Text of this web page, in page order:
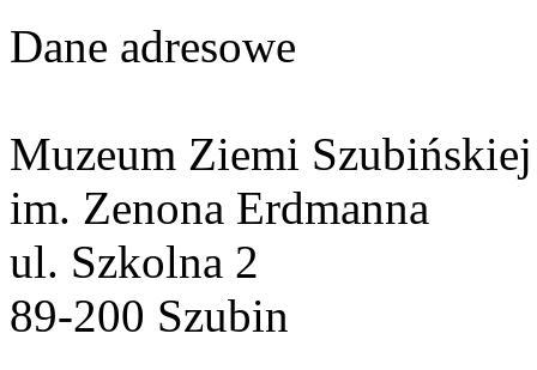
Dane adresowe
Muzeum Ziemi Szubińskiej
im. Zenona Erdmanna
ul. Szkolna 2
89-200 Szubin